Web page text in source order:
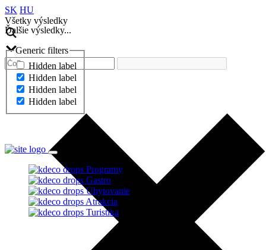
SK HU
Všetky výsledky
Ďalšie výsledky...
Generic filters
Hidden label
Hidden label
Hidden label
Hidden label
Ďalšie výsledky...
Programy
Gastro
Ubytovanie
Atrakcia
Turistika